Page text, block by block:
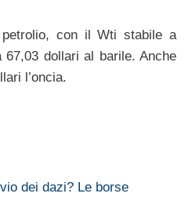
con il Wti stabile a
dollari al barile. Anche
l’oncia.
dei dazi? Le borse